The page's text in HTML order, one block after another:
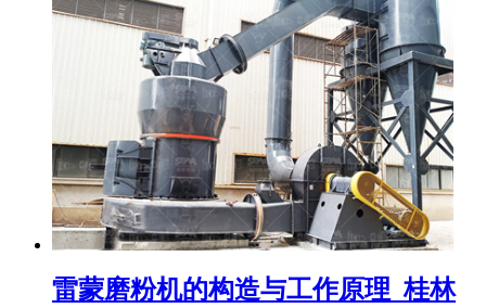
雷蒙磨粉机的构造与工作原理_桂林